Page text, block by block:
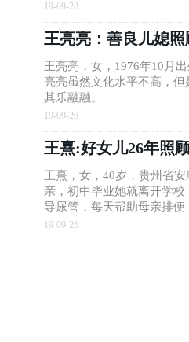
19-09-28
王亮亮：善良儿媳
王亮亮，女，1976年10月
亮亮虽然文化水平不高，
其乐融融。
19-09-26
王熹:好女儿26年照
王熹，女，40岁，贵州省
亲，初中毕业她就离开学
导尿管，每天帮助母亲排
19-09-26